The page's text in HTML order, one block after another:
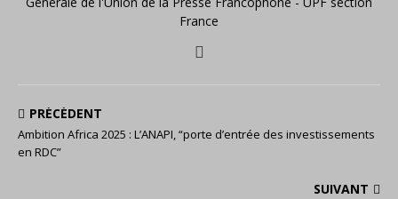
France
PRÉCÉDENT
Ambition Africa 2025 : L’ANAPI, “porte d’entrée des investissements
en RDC”
SUIVANT